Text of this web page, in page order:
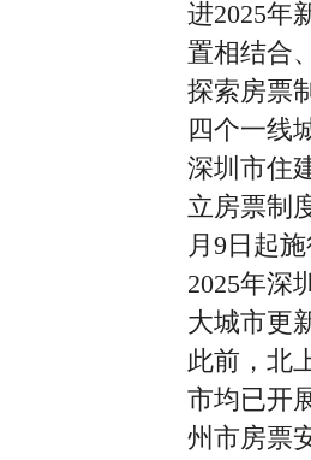
进2025年
置相结合
探索房票
四个一线
深圳市住
立房票制
月9日起
2025年深
大城市更
此前，北
市均已开
州市房票